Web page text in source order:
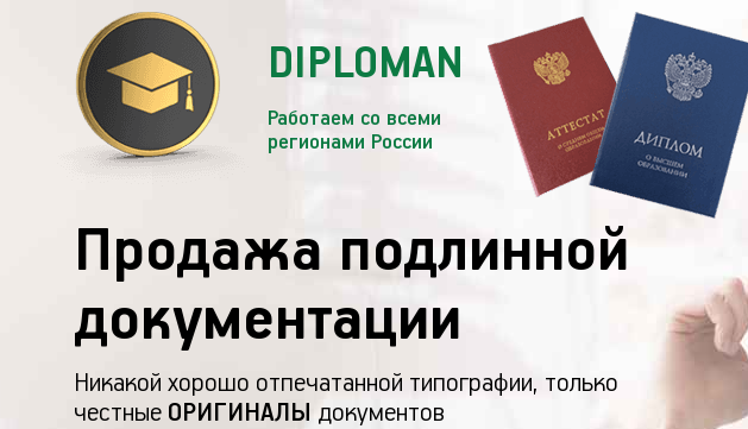
DIPLOMAN
Работаем со всеми
регионами России
Продажа подлинной
документации
Никакой хорошо отпечатанной типографии, только
честные ОРИГИНАЛЫ документов